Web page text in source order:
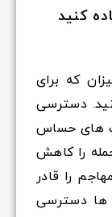
که برای
دسترسی
های حساس
را کاهش
را قادر
ها دسترسی